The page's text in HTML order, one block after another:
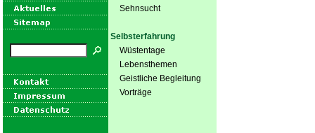
Sehnsucht
Selbsterfahrung
Wüstentage
Lebensthemen
Geistliche Begleitung
Vorträge